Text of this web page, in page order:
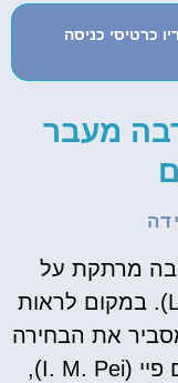
כרטיסי כניסה
מעבר
מרתקת על
פירמידת הלובר (Louvre Pyramid). במקום לראות
את הבחירה
האדריכלית של האדריכל איי אם פיי (I. M. Pei),